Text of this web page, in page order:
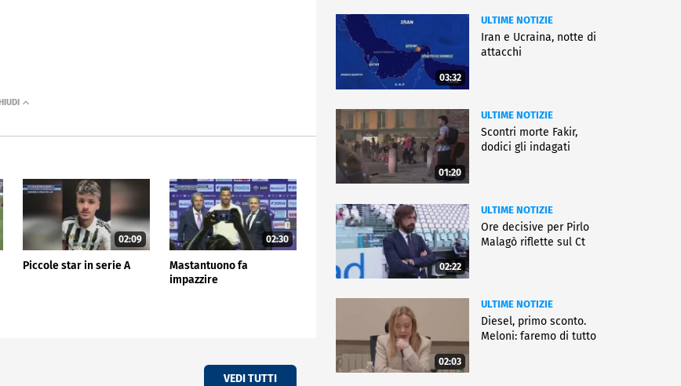
02:09
Piccole star in serie A
02:30
Mastantuono fa
impazzire
VEDI TUTTI
03:32
ULTIME NOTIZIE
Iran e Ucraina, notte di
attacchi
01:20
ULTIME NOTIZIE
Scontri morte Fakir,
dodici gli indagati
02:22
ULTIME NOTIZIE
Ore decisive per Pirlo
Malagò riflette sul Ct
02:03
ULTIME NOTIZIE
Diesel, primo sconto.
Meloni: faremo di tutto